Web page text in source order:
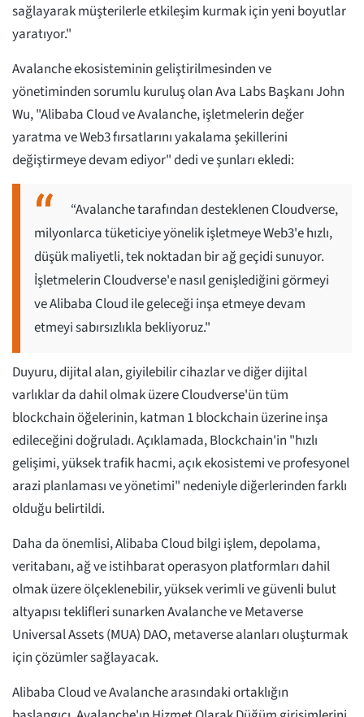
sağlayarak müşterilerle etkileşim kurmak için yeni boyutlar
yaratıyor."
Avalanche ekosisteminin geliştirilmesinden ve
yönetiminden sorumlu kuruluş olan Ava Labs Başkanı John
Wu, "Alibaba Cloud ve Avalanche, işletmelerin değer
yaratma ve Web3 fırsatlarını yakalama şekillerini
değiştirmeye devam ediyor" dedi ve şunları ekledi:
“Avalanche tarafından desteklenen Cloudverse,
milyonlarca tüketiciye yönelik işletmeye Web3'e hızlı,
düşük maliyetli, tek noktadan bir ağ geçidi sunuyor.
İşletmelerin Cloudverse'e nasıl genişlediğini görmeyi
ve Alibaba Cloud ile geleceği inşa etmeye devam
etmeyi sabırsızlıkla bekliyoruz."
Duyuru, dijital alan, giyilebilir cihazlar ve diğer dijital
varlıklar da dahil olmak üzere Cloudverse'ün tüm
blockchain öğelerinin, katman 1 blockchain üzerine inşa
edileceğini doğruladı. Açıklamada, Blockchain'in "hızlı
gelişimi, yüksek trafik hacmi, açık ekosistemi ve profesyonel
arazi planlaması ve yönetimi" nedeniyle diğerlerinden farklı
olduğu belirtildi.
Daha da önemlisi, Alibaba Cloud bilgi işlem, depolama,
veritabanı, ağ ve istihbarat operasyon platformları dahil
olmak üzere ölçeklenebilir, yüksek verimli ve güvenli bulut
altyapısı teklifleri sunarken Avalanche ve Metaverse
Universal Assets (MUA) DAO, metaverse alanları oluşturmak
için çözümler sağlayacak.
Alibaba Cloud ve Avalanche arasındaki ortaklığın